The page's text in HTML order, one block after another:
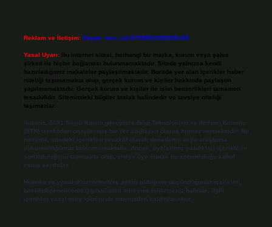
Reklam ve İletişim: Skype: live:.cid.575569c608265c69
Yasal Uyarı: Bu internet sitesi, herhangi bir marka, kurum veya şahıs
şirketi ile hiçbir bağlantısı bulunmamaktadır. Sitede yalnızca kendi
hazırladığımız makaleler paylaşılmaktadır. Burada yer alan içerikler haber
niteliği taşımamakta olup, gerçek kurum ve kişiler hakkında paylaşım
yapılmamaktadır. Gerçek kurum ve kişiler ile isim benzerlikleri tamamen
tesadüfidir. Sitemizdeki bilgiler taslak halindedir ve tavsiye niteliği
taşımazlar.
Sitemiz, 5651 Sayılı Kanun gereğince Bilgi Teknolojileri ve İletişim Kurumu
(BTK) tarafından onaylanmış bir Yer Sağlayıcı olarak hizmet vermektedir. Bu
nedenle, sitedeki içerikleri proaktif olarak denetleme veya araştırma
yükümlülüğümüz bulunmamaktadır. Ancak, üyelerimiz yazdıkları içeriklerin
sorumluluğunu taşımakta olup, siteye üye olarak bu sorumluluğu kabul
etmiş sayılırlar.
Hukuka ve yasal düzenlemelere aykırı olduğunu düşündüğünüz içerikleri,
backlinkpanelicomtr@gmail.com adresine bildirmeniz halinde, ilgili
içerikler yasal süre içerisinde sitemizden kaldırılacaktır.